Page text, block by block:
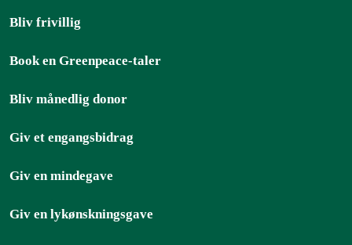
Bliv frivillig
Book en Greenpeace-taler
Bliv månedlig donor
Giv et engangsbidrag
Giv en mindegave
Giv en lykønskningsgave